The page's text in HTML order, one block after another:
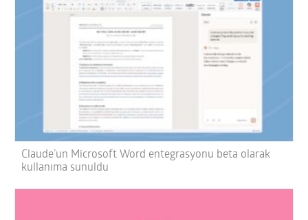
Claude’un Microsoft Word entegrasyonu beta olarak
kullanıma sunuldu